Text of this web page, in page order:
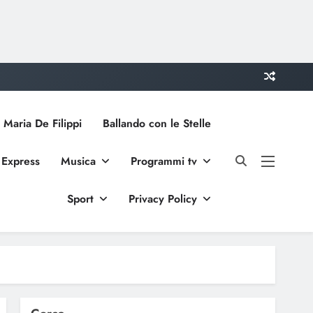
De Filippi Ballando con le Stelle
Musica Programmi tv
Sport Privacy Policy